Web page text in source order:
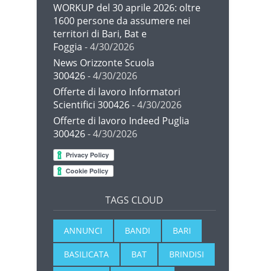
WORKUP del 30 aprile 2026: oltre
1600 persone da assumere nei
territori di Bari, Bat e
Foggia - 4/30/2026
News Orizzonte Scuola
300426- 4/30/2026
Offerte di lavoro Informatori
Scientifici 300426- 4/30/2026
Offerte di lavoro Indeed Puglia
300426- 4/30/2026
TAGS CLOUD
ANNUNCI BANDI BARI
BASILICATA BAT BRINDISI